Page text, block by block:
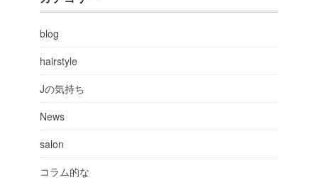
blog
hairstyle
Jの気持ち
News
salon
コラム的な